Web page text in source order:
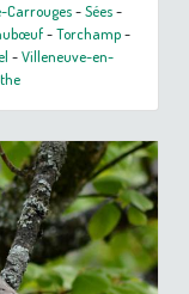
Carrouges-Sées-
-Torchamp-
-Villeneuve-en-